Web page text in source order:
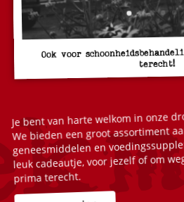
Ook voor
terecht!
Je bent van harte welkom in onze
We bieden een groot assortiment
geneesmiddelen en
leuk cadeautje, voor jezelf of om
prima terecht.